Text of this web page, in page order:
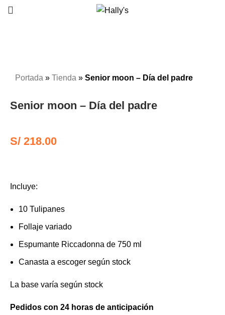
Portada »Tienda »Senior moon – Día del padre
Senior moon – Día del padre
S/ 218.00
Incluye:
10 Tulipanes
Follaje variado
Espumante Riccadonna de 750 ml
Canasta a escoger según stock
La base varía según stock
Pedidos con 24 horas de anticipación